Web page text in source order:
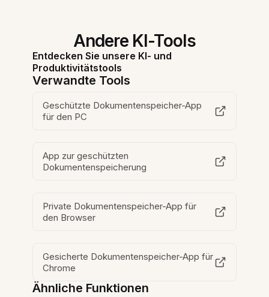
Andere KI-Tools
Entdecken Sie unsere KI- und
Produktivitätstools
Verwandte Tools
Geschützte Dokumentenspeicher-App
für den PC
App zur geschützten
Dokumentenspeicherung
Private Dokumentenspeicher-App für
den Browser
Gesicherte Dokumentenspeicher-App für
Chrome
Ähnliche Funktionen